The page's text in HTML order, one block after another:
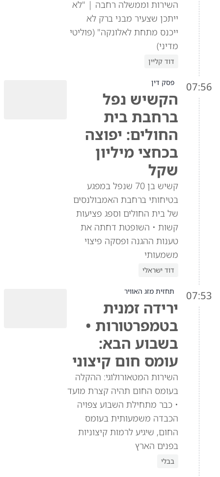
השירות וממשלה רחבה | "לא
ייתכן שצעיר מבני ברק לא
ייכנס מתחת לאלונקה" (פוליטי
מדיני)
דוד קליין
07:56 פסק דין
הקשיש נפל
ברחבת בית
החולים: יפוצה
בכחצי מיליון
שקל
קשיש בן 70 שנפל במפגע
בטיחותי ברחבת האמבולנסים
של בית החולים וספג פציעות
קשות • השופטת דחתה את
טענות ההגנה ופסקה פיצוי
משמעותי
דוד ישראלי
07:53 תחזית מזג האוויר
ירידה זמנית
בטמפרטורות •
בשבוע הבא:
עומס חום קיצוני
השירות המטאורולוגי: ההקלה
בעומס החום תהיה קצרת מועד
• כבר מתחילת השבוע צפויה
הכבדה משמעותית בעומס
החום, שיגיע לרמות קיצוניות
בפנים הארץ
בבלי